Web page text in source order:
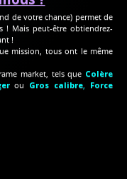
de votre chance) permet de
! Mais peut-être obtiendrez-
!
mission, tous ont le même
market, tels que Colère
ou Gros calibre
Force